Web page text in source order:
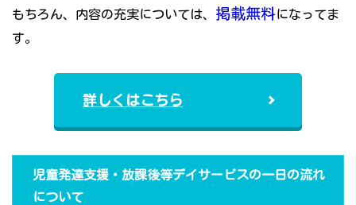
もちろん、内容の充実については、 掲載無料になってま
す。
詳しくはこちら
児童発達支援・放課後等デイサービスの一日の流れ
について